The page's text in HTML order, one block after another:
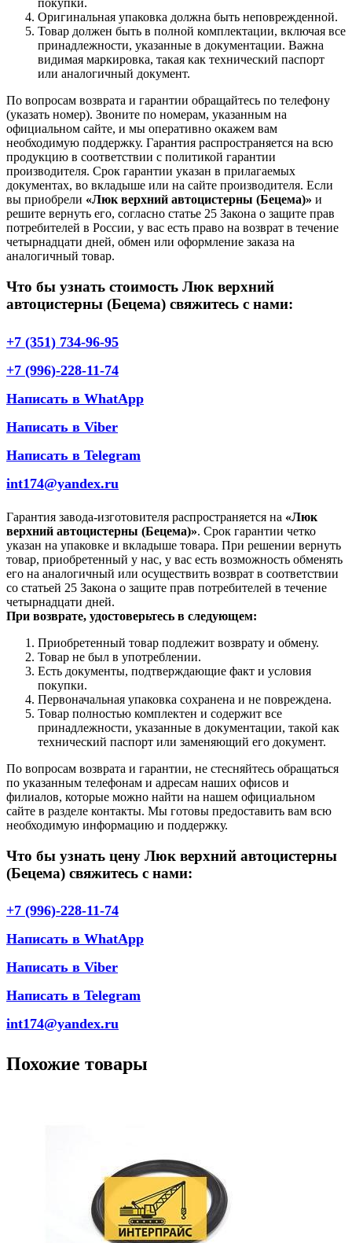
покупки.
Оригинальная упаковка должна быть неповрежденной.
Товар должен быть в полной комплектации, включая все
принадлежности, указанные в документации. Важна
видимая маркировка, такая как технический паспорт
или аналогичный документ.
По вопросам возврата и гарантии обращайтесь по телефону
(указать номер). Звоните по номерам, указанным на
официальном сайте, и мы оперативно окажем вам
необходимую поддержку. Гарантия распространяется на всю
продукцию в соответствии с политикой гарантии
производителя. Срок гарантии указан в прилагаемых
документах, во вкладыше или на сайте производителя. Если
вы приобрели «Люк верхний автоцистерны (Бецема)» и
решите вернуть его, согласно статье 25 Закона о защите прав
потребителей в России, у вас есть право на возврат в течение
четырнадцати дней, обмен или оформление заказа на
аналогичный товар.
Что бы узнать стоимость Люк верхний
автоцистерны (Бецема) свяжитесь с нами:
+7 (351) 734-96-95
+7 (996)-228-11-74
Написать в WhatApp
Написать в Viber
Написать в Telegram
int174@yandex.ru
Гарантия завода-изготовителя распространяется на «Люк
верхний автоцистерны (Бецема)». Срок гарантии четко
указан на упаковке и вкладыше товара. При решении вернуть
товар, приобретенный у нас, у вас есть возможность обменять
его на аналогичный или осуществить возврат в соответствии
со статьей 25 Закона о защите прав потребителей в течение
четырнадцати дней.
При возврате, удостоверьтесь в следующем:
Приобретенный товар подлежит возврату и обмену.
Товар не был в употреблении.
Есть документы, подтверждающие факт и условия
покупки.
Первоначальная упаковка сохранена и не повреждена.
Товар полностью комплектен и содержит все
принадлежности, указанные в документации, такой как
технический паспорт или заменяющий его документ.
По вопросам возврата и гарантии, не стесняйтесь обращаться
по указанным телефонам и адресам наших офисов и
филиалов, которые можно найти на нашем официальном
сайте в разделе контакты. Мы готовы предоставить вам всю
необходимую информацию и поддержку.
Что бы узнать цену Люк верхний автоцистерны
(Бецема) свяжитесь с нами:
+7 (996)-228-11-74
Написать в WhatApp
Написать в Viber
Написать в Telegram
int174@yandex.ru
Похожие товары